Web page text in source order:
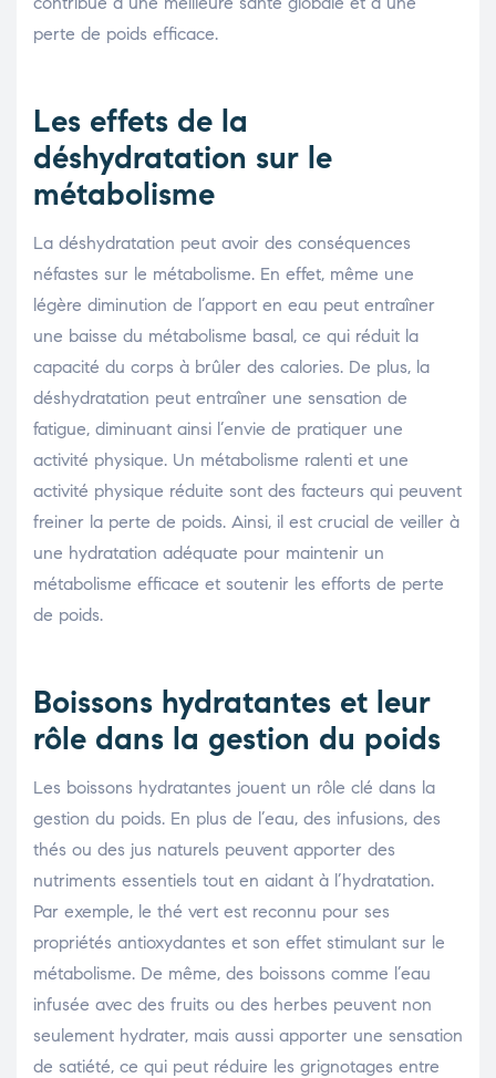
perte de poids efficace.
Les effets de la
déshydratation sur le
métabolisme
La déshydratation peut avoir des conséquences
néfastes sur le métabolisme. En effet, même une
légère diminution de l’apport en eau peut entraîner
une baisse du métabolisme basal, ce qui réduit la
capacité du corps à brûler des calories. De plus, la
déshydratation peut entraîner une sensation de
fatigue, diminuant ainsi l’envie de pratiquer une
activité physique. Un métabolisme ralenti et une
activité physique réduite sont des facteurs qui peuvent
freiner la perte de poids. Ainsi, il est crucial de veiller à
une hydratation adéquate pour maintenir un
métabolisme efficace et soutenir les efforts de perte
de poids.
Boissons hydratantes et leur
rôle dans la gestion du poids
Les boissons hydratantes jouent un rôle clé dans la
gestion du poids. En plus de l’eau, des infusions, des
thés ou des jus naturels peuvent apporter des
nutriments essentiels tout en aidant à l’hydratation.
Par exemple, le thé vert est reconnu pour ses
propriétés antioxydantes et son effet stimulant sur le
métabolisme. De même, des boissons comme l’eau
infusée avec des fruits ou des herbes peuvent non
seulement hydrater, mais aussi apporter une sensation
de satiété, ce qui peut réduire les grignotages entre